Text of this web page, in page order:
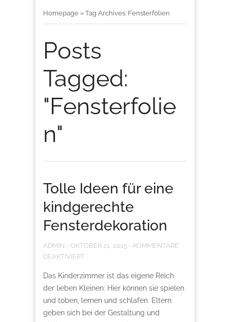
Homepage » Tag Archives: Fensterfolien
Posts
Tagged:
"Fensterfolie
n"
Tolle Ideen für eine
kindgerechte
Fensterdekoration
ADMIN - OKTOBER 21, 2015 - KOMMENTARE
DEAKTIVIERT
Das Kinderzimmer ist das eigene Reich
der lieben Kleinen: Hier können sie spielen
und toben, lernen und schlafen. Eltern
geben sich bei der Gestaltung und